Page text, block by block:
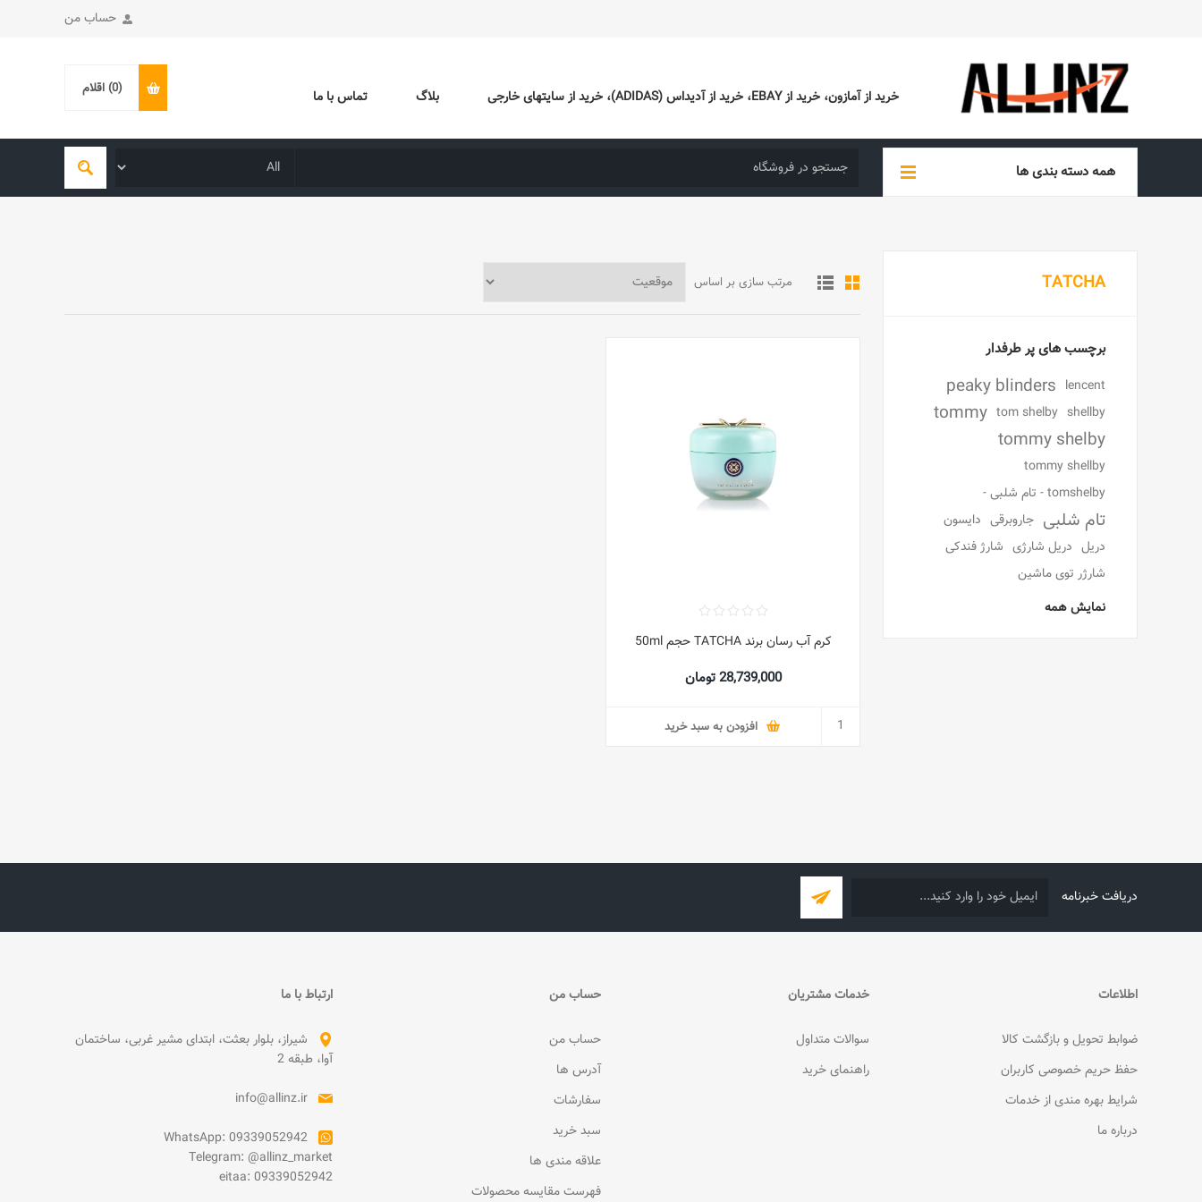
حساب من
خرید از آمازون، خرید از EBAY، خرید از آدیداس (ADIDAS)، خرید از سایتهای خارجی بلاگ تماس با ما (0) اقلام
همه دسته بندی ها
مرتب سازی بر اساس
کرم آب رسان برند TATCHA حجم 50ml
28,739,000 تومان
افزودن به سبد خرید
TATCHA
برچسب های پر طرفدار
lencent
peaky blinders
shellby
tom shelby
tommy
tommy shelby
tommy shellby
tomshelby - تام شلبی -
تام شلبی جاروبرقی دایسون
دریل دریل شارژی شارژ فندکی
شارژر توی ماشین
نمایش همه
دریافت خبرنامه
اطلاعات
ضوابط تحویل و بازگشت کالا
حفظ حریم خصوصی کاربران
شرایط بهره مندی از خدمات
درباره ما
خدمات مشتریان
سوالات متداول
راهنمای خرید
حساب من
حساب من
آدرس ها
سفارشات
سبد خرید
علاقه مندی ها
فهرست مقایسه محصولات
ارتباط با ما
شیراز، بلوار بعثت، ابتدای مشیر غربی، ساختمان
آوا، طبقه 2
info@allinz.ir
WhatsApp: 09339052942
Telegram: @allinz_market
eitaa: 09339052942